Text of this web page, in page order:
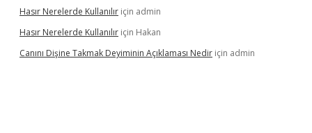
Hasır Nerelerde Kullanılır için admin
Hasır Nerelerde Kullanılır için Hakan
Canını Dişine Takmak Deyiminin Açıklaması Nedir için admin